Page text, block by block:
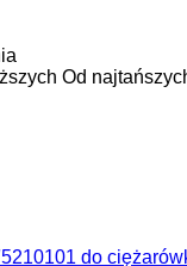
Od